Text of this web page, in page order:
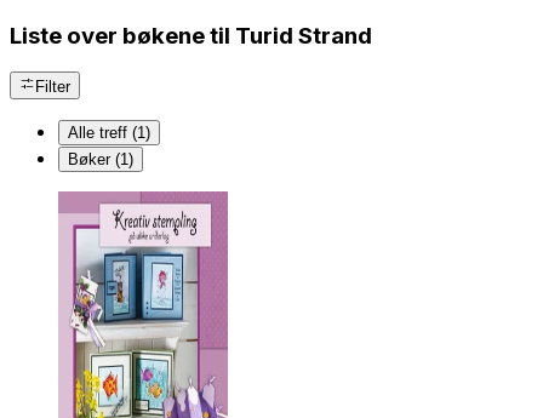
Liste over bøkene til Turid Strand
Filter
Alle treff (1)
Bøker (1)